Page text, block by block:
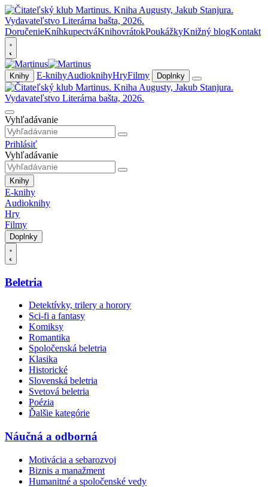
DoručenieKníhkupectváKnihovrátokPoukážkyKnižný blogKontakt
Knihy E-knihyAudioknihyHryFilmy Doplnky
Vyhľadávanie
Prihlásiť
Vyhľadávanie
Knihy
E-knihy
Audioknihy
Hry
Filmy
Doplnky
Beletria
Detektívky, trilery a horory
Sci-fi a fantasy
Komiksy
Romantika
Spoločenská beletria
Klasika
Historické
Slovenská beletria
Svetová beletria
Poézia
Ďalšie kategórie
Náučná a odborná
Motivácia a sebarozvoj
Biznis a manažment
Humanitné a spoločenské vedy